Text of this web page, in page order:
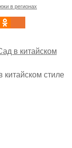
в регионах
стиле